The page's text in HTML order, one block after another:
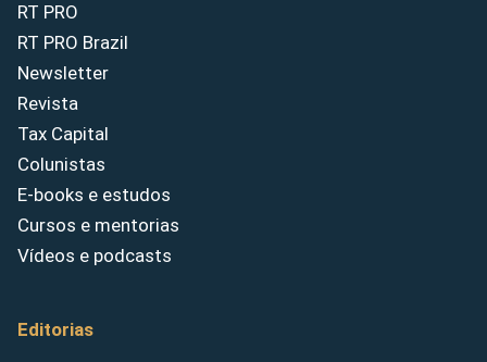
RT PRO
RT PRO Brazil
Newsletter
Revista
Tax Capital
Colunistas
E-books e estudos
Cursos e mentorias
Vídeos e podcasts
Editorias